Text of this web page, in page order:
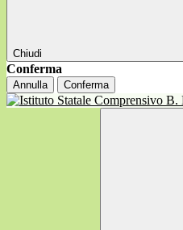
Chiudi
Conferma
Annulla Conferma